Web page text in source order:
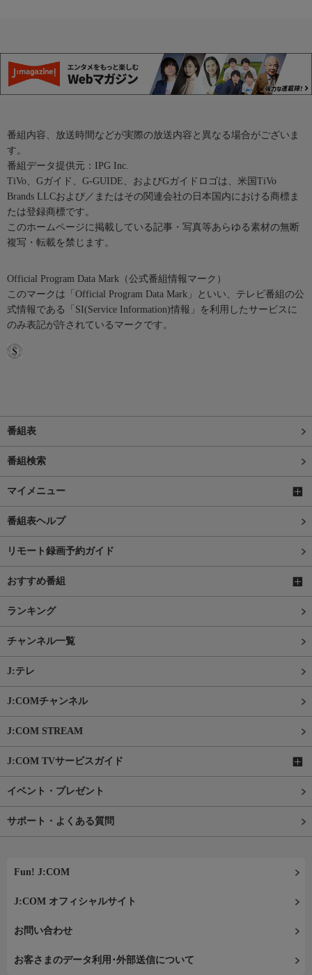
番組内容、放送時間などが実際の放送内容と異なる場合がございま
す。
番組データ提供元：IPG Inc.
TiVo、Gガイド、G-GUIDE、およびGガイドロゴは、米国TiVo
Brands LLCおよび／またはその関連会社の日本国内における商標ま
たは登録商標です。
このホームページに掲載している記事・写真等あらゆる素材の無断
複写・転載を禁じます。
Official Program Data Mark（公式番組情報マーク）
このマークは「Official Program Data Mark」といい、テレビ番組の公
式情報である「SI(Service Information)情報」を利用したサービスに
のみ表記が許されているマークです。
番組表
番組検索
マイメニュー
番組表ヘルプ
リモート録画予約ガイド
おすすめ番組
ランキング
チャンネル一覧
J:テレ
J:COMチャンネル
J:COM STREAM
J:COM TVサービスガイド
イベント・プレゼント
サポート・よくある質問
Fun! J:COM
J:COM オフィシャルサイト
お問い合わせ
お客さまのデータ利用･外部送信について